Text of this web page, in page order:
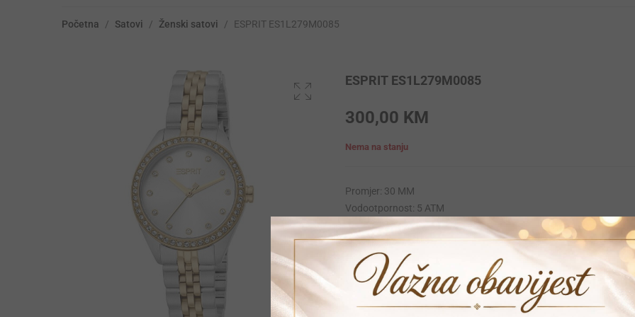
Početna / Satovi / Ženski satovi / ESPRIT ES1L279M0085
ESPRIT ES1L279M0085
300,00 KM
Nema na stanju
Promjer: 30 MM
Vodootpornost: 5 ATM
Krunica: Obicna
Materijal narukvice: Stainless-steel
Materijal kucista: Stainless-steel
Mehanizam: Quartz
Garancija: 24 mjeseca
Vrijeme dostave: 1-2 dana